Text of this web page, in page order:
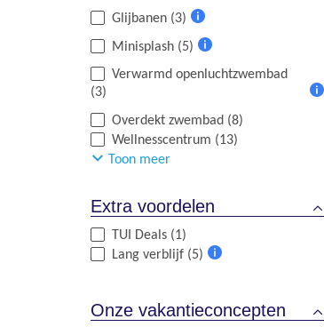
informatie
Glijbanen (3)
informatie
Minisplash (5)
informatie
Verwarmd openluchtzwembad
(3)
Overdekt zwembad (8)
Wellnesscentrum (13)
Toon meer
Extra voordelen
TUI Deals (1)
Lang verblijf (5)
Onze vakantieconcepten